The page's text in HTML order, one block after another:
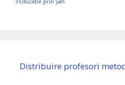
Distribuire profesori